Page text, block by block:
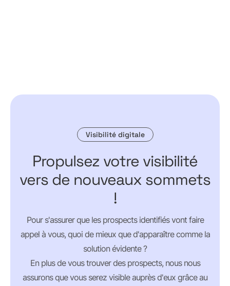
Visibilité digitale
Propulsez votre visibilité
vers de nouveaux sommets
!
Pour s'assurer que les prospects identifiés vont faire
appel à vous, quoi de mieux que d'apparaître comme la
solution évidente ?
En plus de vous trouver des prospects, nous nous
assurons que vous serez visible auprès d'eux grâce au